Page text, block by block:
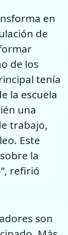
en
de
de los
tenía
la escuela
una
trabajo,
Este
la
refirió
son